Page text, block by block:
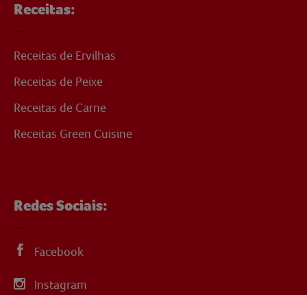
Receitas:
Receitas de Ervilhas
Receitas de Peixe
Receitas de Carne
Receitas Green Cuisine
Redes Sociais:
Facebook
Instagram